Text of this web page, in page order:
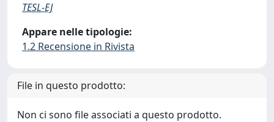
TESL-EJ
Appare nelle tipologie:
1.2 Recensione in Rivista
File in questo prodotto:
Non ci sono file associati a questo prodotto.